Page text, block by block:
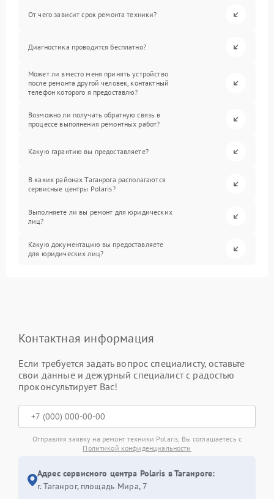
От чего зависит срок ремонта техники?
Диагностика проводится бесплатно?
Может ли вместо меня принять устройство
после ремонта другой человек, контактный
телефон которого я предоставлю?
Возможно ли получать обратную связь в
процессе выполнения ремонтных работ?
Какую гарантию вы предоставляете?
В каких районах Таганрога располагаются
сервисные центры Polaris?
Выполняете ли вы ремонт для юридических
лиц?
Какую документацию вы предоставляете
для юридических лиц?
Контактная информация
Если требуется задать вопрос специалисту, оставьте
свои данные и дежурный специалист с радостью
проконсультирует Вас!
Отправляя заявку на ремонт техники Polaris, Вы соглашаетесь с
Политикой конфиденциальности
Адрес сервисного центра Polaris в Таганроге:
г. Таганрог, площадь Мира, 7